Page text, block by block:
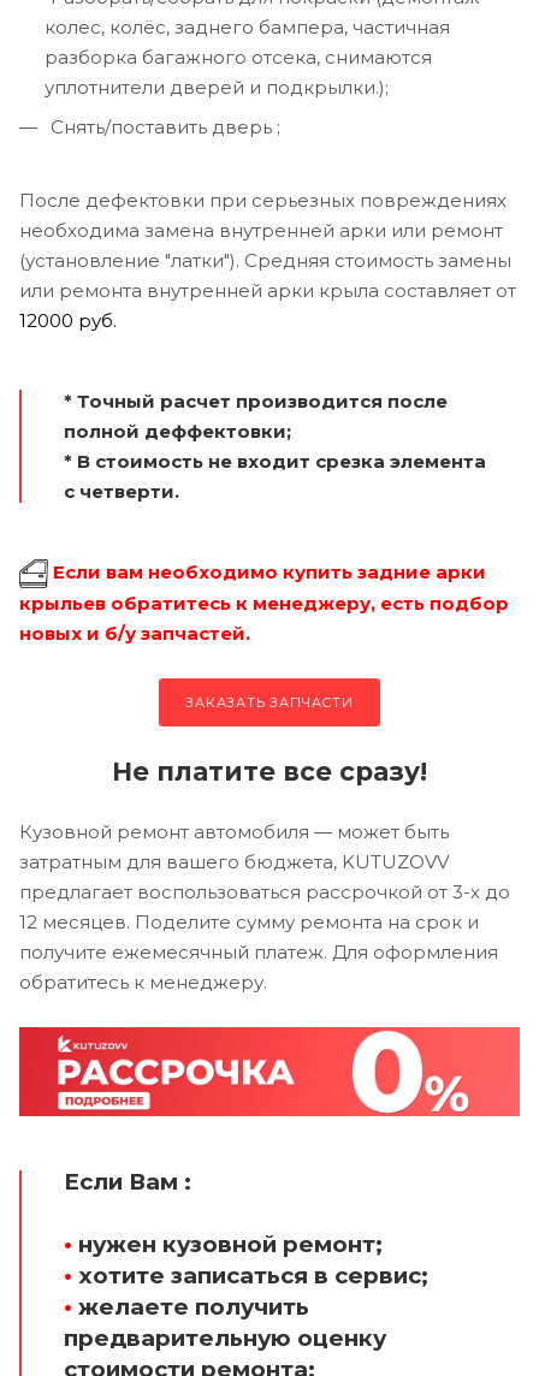
колес, колёс, заднего бампера, частичная
разборка багажного отсека, снимаются
уплотнители дверей и подкрылки.);
Снять/поставить дверь ;
После дефектовки при серьезных повреждениях
необходима замена внутренней арки или ремонт
(установление "латки"). Средняя стоимость замены
или ремонта внутренней арки крыла составляет от
12000 руб.
* Точный расчет производится после
полной деффектовки;
* В стоимость не входит срезка элемента
с четверти.
Если вам необходимо купить задние арки
крыльев обратитесь к менеджеру, есть подбор
новых и б/у запчастей.
ЗАКАЗАТЬ ЗАПЧАСТИ
Не платите все сразу!
Кузовной ремонт автомобиля — может быть
затратным для вашего бюджета, KUTUZOVV
предлагает воспользоваться рассрочкой от 3-х до
12 месяцев. Поделите сумму ремонта на срок и
получите ежемесячный платеж. Для оформления
обратитесь к менеджеру.
Если Вам :
• нужен кузовной ремонт;
• хотите записаться в сервис;
• желаете получить
предварительную оценку
стоимости ремонта;